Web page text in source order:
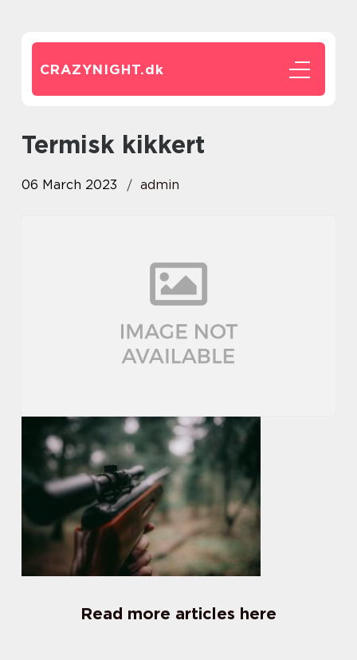
CRAZYNIGHT.dk
termisk kikkert
06 March 2023 admin
Read more articles here